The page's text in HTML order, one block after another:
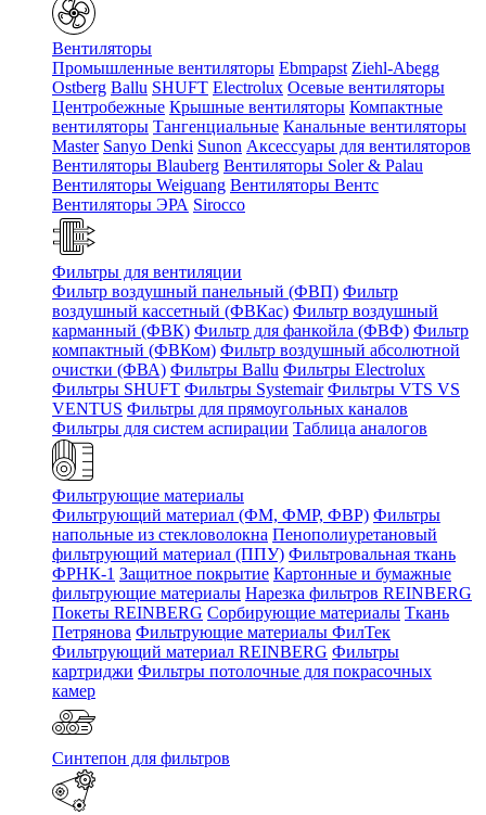
Вентиляторы
Промышленные вентиляторы Ebmpapst Ziehl-Abegg
Ostberg Ballu SHUFT Electrolux Осевые вентиляторы
Центробежные Крышные вентиляторы Компактные
вентиляторы Тангенциальные Канальные вентиляторы
Master Sanyo Denki Sunon Аксессуары для вентиляторов
Вентиляторы Blauberg Вентиляторы Soler & Palau
Вентиляторы Weiguang Вентиляторы Вентс
Вентиляторы ЭРА Sirocco
Фильтры для вентиляции
Фильтр воздушный панельный (ФВП) Фильтр
воздушный кассетный (ФВКас) Фильтр воздушный
карманный (ФВК) Фильтр для фанкойла (ФВФ) Фильтр
компактный (ФВКом) Фильтр воздушный абсолютной
очистки (ФВА) Фильтры Ballu Фильтры Electrolux
Фильтры SHUFT Фильтры Systemair Фильтры VTS VS
VENTUS Фильтры для прямоугольных каналов
Фильтры для систем аспирации Таблица аналогов
Фильтрующие материалы
Фильтрующий материал (ФМ, ФМР, ФВР) Фильтры
напольные из стекловолокна Пенополиуретановый
фильтрующий материал (ППУ) Фильтровальная ткань
ФРНК-1 Защитное покрытие Картонные и бумажные
фильтрующие материалы Нарезка фильтров REINBERG
Покеты REINBERG Сорбирующие материалы Ткань
Петрянова Фильтрующие материалы ФилТек
Фильтрующий материал REINBERG Фильтры
картриджи Фильтры потолочные для покрасочных
камер
Синтепон для фильтров